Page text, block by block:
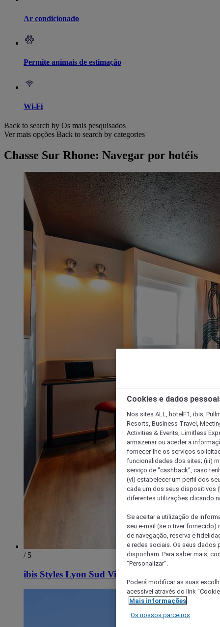
Ar condicionado
Permite animais de estimação
Wi-Fi
Back to search by Os mais pesquisados
Ver mais opções Back to search by categories
Chasse Sur Rhone: Navegar por hotéis
/ 5
ibis Styles Lyon Sud Vienne
Cookies e dados
Nos sites ALL, hotelF1, ibis,
Resorts, Business Travel,
Activities & Events, Limitless
armazenar ou aceder a
fornecer-lhe os serviços
funcionalidades dos sites; (iii)
serviço de "cashback", caso
(vi) estabelecer um perfil dos
cada um dos seus dispositivos
diferentes utilizações clicando
Se aceitar a utilização de
seu e-mail (se o tiver
de navegação, reserva e
e redes sociais. Os seus dados
disponham. Para saber mais,
"Personalizar".
Poderá modificar as suas
acessível através do link
Mais informações
Os nossos parceiros